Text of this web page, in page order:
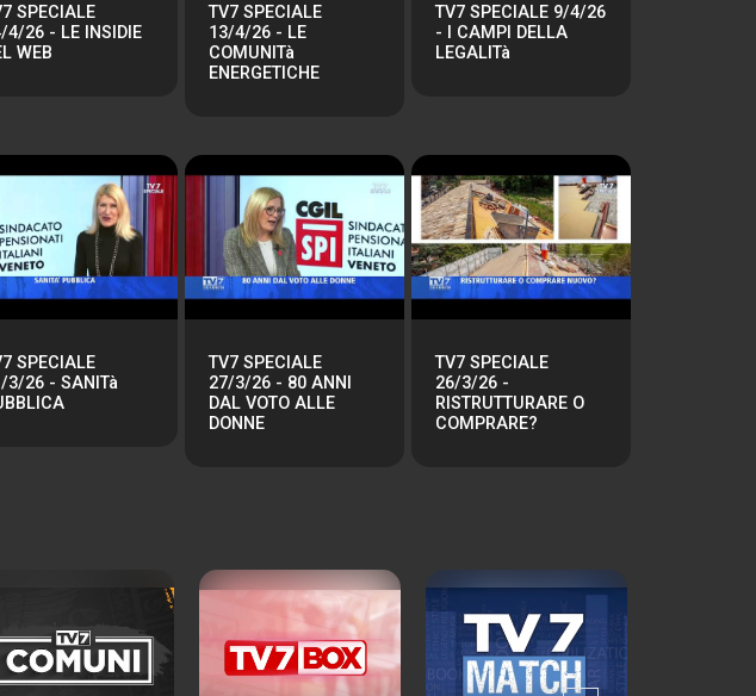
SPECIALE
4/26 - LE INSIDIE
WEB
TV7 SPECIALE
13/4/26 - LE
COMUNITà
ENERGETICHE
TV7 SPECIALE 9/4/26
- I CAMPI DELLA
LEGALITà
SPECIALE
3/26 - SANITà
TV7 SPECIALE
27/3/26 - 80 ANNI
DAL VOTO ALLE
DONNE
TV7 SPECIALE
26/3/26 -
RISTRUTTURARE O
COMPRARE?